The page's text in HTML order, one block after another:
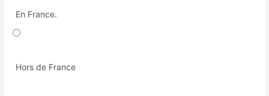
En France.
Hors de France